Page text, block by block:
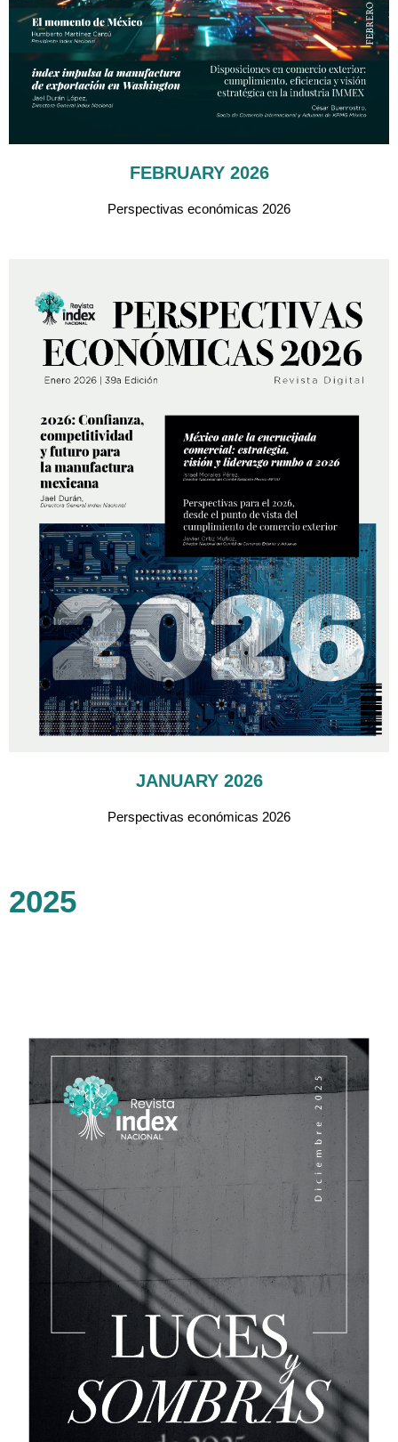
FEBRUARY 2026
Perspectivas económicas 2026
JANUARY 2026
Perspectivas económicas 2026
2025